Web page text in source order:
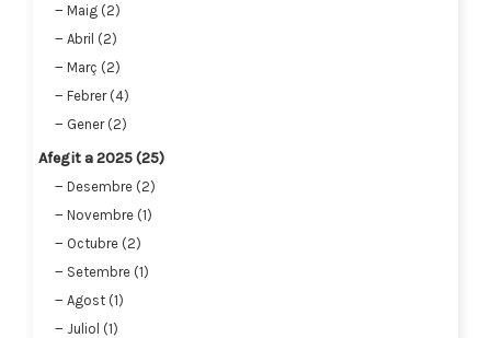
Maig (2)
Abril (2)
Març (2)
Febrer (4)
Gener (2)
Afegit a 2025 (25)
Desembre (2)
Novembre (1)
Octubre (2)
Setembre (1)
Agost (1)
Juliol (1)